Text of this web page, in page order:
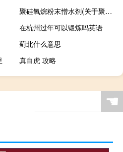
聚硅氧烷粉末憎水剂(关于聚硅氧烷粉末憎水剂简述)
在杭州过年可以锻炼吗英语
蓟北什么意思
真白虎 攻略
☚